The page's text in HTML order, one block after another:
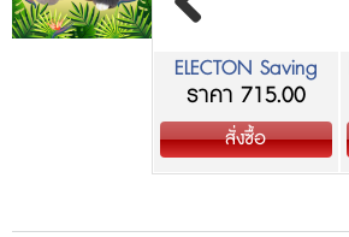
ELECTON Saving
Programable Timer
ราคา 715.00
สั่งซื้อ